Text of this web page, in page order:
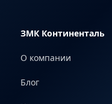
ЗМК Континенталь
О компании
Блог